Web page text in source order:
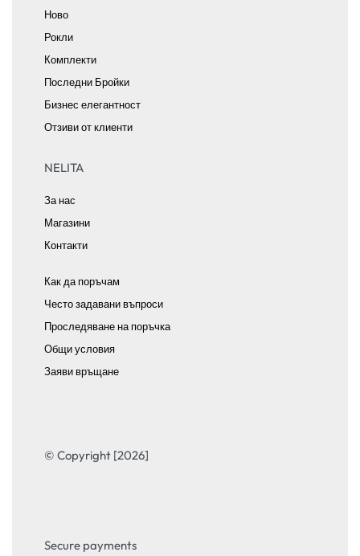
Ново
Рокли
Комплекти
Последни Бройки
Бизнес елегантност
Отзиви от клиенти
NELITA
За нас
Магазини
Контакти
Как да поръчам
Често задавани въпроси
Проследяване на поръчка
Общи условия
Заяви връщане
© Copyright [2026]
Secure payments